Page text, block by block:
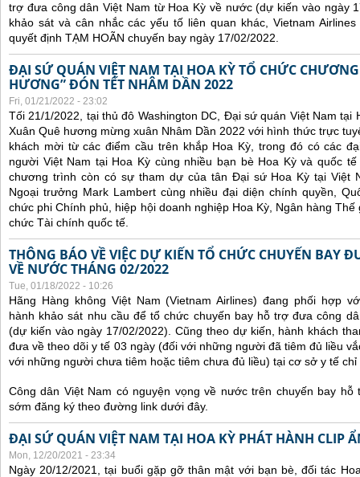
trợ đưa công dân Việt Nam từ Hoa Kỳ về nước (dự kiến vào ngày
khảo sát và cân nhắc các yếu tố liên quan khác, Vietnam
quyết định TẠM HOÃN chuyến bay ngày 17/02/2022.
ĐẠI SỨ QUÁN VIỆT NAM TẠI HOA KỲ TỔ CHỨC
HƯƠNG” ĐÓN TẾT NHÂM DẦN 2022
Fri, 01/21/2022 - 23:02
Tối 21/1/2022, tại thủ đô Washington DC, Đại sứ quán Việt Nam
Xuân Quê hương mừng xuân Nhâm Dần 2022 với hình thức trực
khách mời từ các điểm cầu trên khắp Hoa Kỳ, trong đó có các
người Việt Nam tại Hoa Kỳ cùng nhiều bạn bè Hoa Kỳ và quốc
chương trình còn có sự tham dự của tân Đại sứ Hoa Kỳ tại Việt
Ngoại trưởng Mark Lambert cùng nhiều đại diện chính quyền,
chức phi Chính phủ, hiệp hội doanh nghiệp Hoa Kỳ, Ngân hàng
chức Tài chính quốc tế.
THÔNG BÁO VỀ VIỆC DỰ KIẾN TỔ CHỨC CHUYẾN BAY
VỀ NƯỚC THÁNG 02/2022
Tue, 01/18/2022 - 10:26
Hãng Hàng không Việt Nam (Vietnam Airlines) đang phối hợp
hành khảo sát nhu cầu để tổ chức chuyến bay hỗ trợ đưa công
(dự kiến vào ngày 17/02/2022).
Cũng theo dự kiến, hành khách
đưa về theo dõi y tế 03 ngày (đối với những người đã tiêm đủ liều
với những người chưa tiêm hoặc tiêm chưa đủ liều) tại cơ sở y tế chỉ
Công dân Việt Nam có nguyện vọng về nước trên chuyến bay
sớm đăng ký theo đường link dưới đây.
ĐẠI SỨ QUÁN VIỆT NAM TẠI HOA KỲ PHÁT HÀNH CLIP
Mon, 12/20/2021 - 23:34
Ngày 20/12/2021, tại buổi gặp gỡ thân mật với bạn bè, đối tác